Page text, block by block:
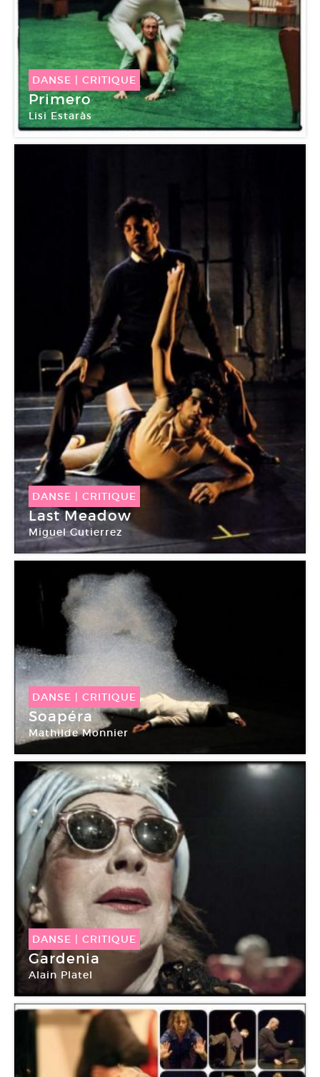
DANSE | CRITIQUE
Primero
Lisi Estaràs
Chaillot
DANSE | CRITIQUE
Last Meadow
Miguel Gutierrez
Centre Pompidou Paris
DANSE | CRITIQUE
Soapéra
Mathilde Monnier
Centre Pompidou Paris
DANSE | CRITIQUE
Gardenia
Alain Platel
Chaillot